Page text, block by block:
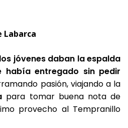
Labarca
jóvenes daban la espalda
había entregado sin pedir
pasión, viajando a la
para tomar buena nota de
provecho al Tempranillo